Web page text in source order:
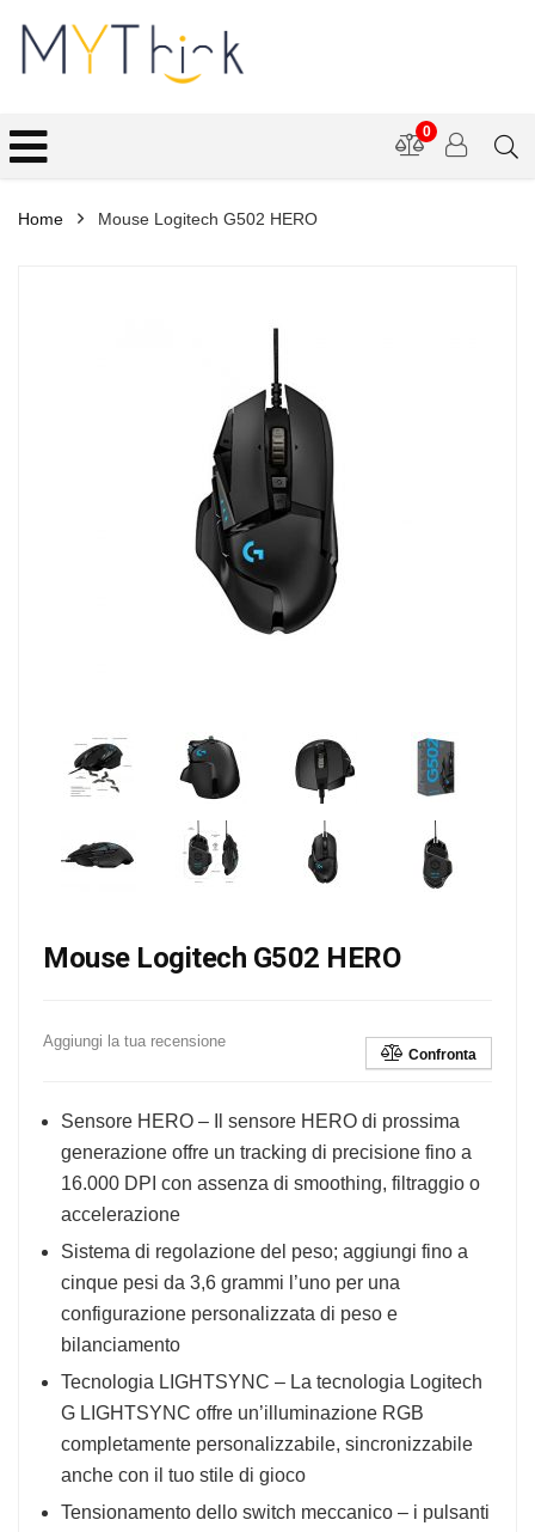
0
Home Mouse Logitech G502 HERO
Mouse Logitech G502 HERO
Aggiungi la tua recensione
Confronta
Sensore HERO – Il sensore HERO di prossima
generazione offre un tracking di precisione fino a
16.000 DPI con assenza di smoothing, filtraggio o
accelerazione
Sistema di regolazione del peso; aggiungi fino a
cinque pesi da 3,6 grammi l’uno per una
configurazione personalizzata di peso e
bilanciamento
Tecnologia LIGHTSYNC – La tecnologia Logitech
G LIGHTSYNC offre un’illuminazione RGB
completamente personalizzabile, sincronizzabile
anche con il tuo stile di gioco
Tensionamento dello switch meccanico – i pulsanti